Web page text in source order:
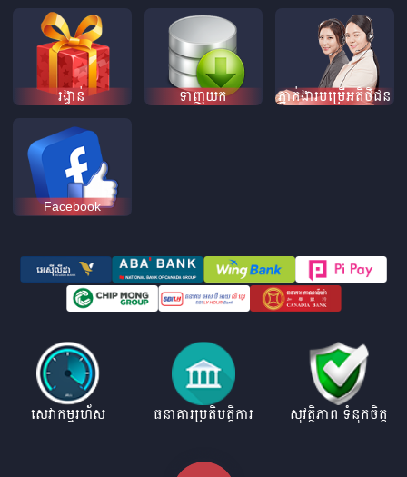
រង្វាន់ ទាញយក ភ្នាក់ងារបម្រើអតិថិជន
Facebook
សេវាកម្មរហ័ស ធនាគារប្រតិបត្តិការ សុវត្ថិភាព ទំនុកចិត្ត